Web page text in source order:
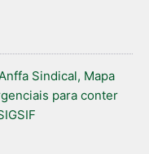
Sindical, Mapa
para conter